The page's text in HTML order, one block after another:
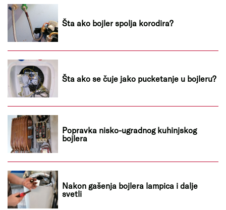
Šta ako bojler spolja korodira?
Šta ako se čuje jako pucketanje u bojleru?
Popravka nisko-ugradnog kuhinjskog
bojlera
Nakon gašenja bojlera lampica i dalje
svetli